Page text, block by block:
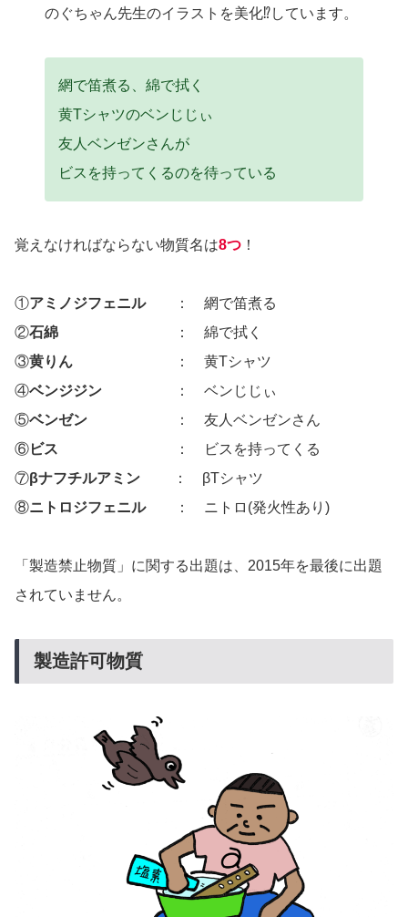
のぐちゃん先生のイラストを美化⁉しています。
網で笛煮る、綿で拭く
黄Tシャツのベンじじぃ
友人ベンゼンさんが
ビスを持ってくるのを待っている
覚えなければならない物質名は8つ ！
①アミノジフェニル： 網で笛煮る
②石綿 ： 綿で拭く
③黄りん ： 黄Tシャツ
④ベンジジン ： ベンじじぃ
⑤ベンゼン ： 友人ベンゼンさん
⑥ビス
： ビスを持ってくる
⑦βナフチルアミン ： βTシャツ
⑧ニトロジフェニル： ニトロ(発火性あり)
「製造禁止物質」に関する出題は、2015年を最後に出題
されていません。
製造許可物質